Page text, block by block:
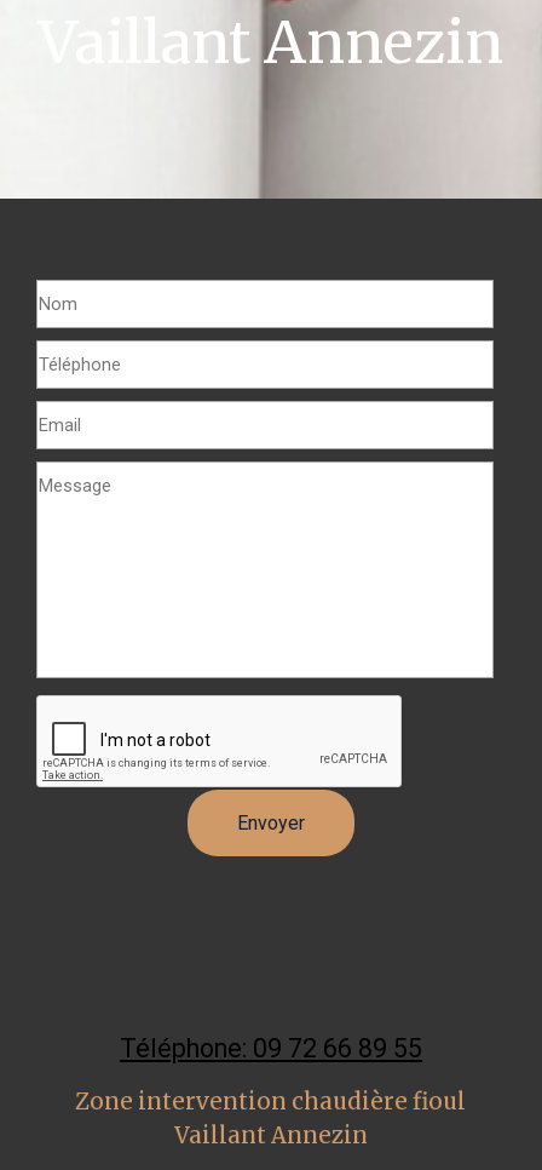
Vaillant Annezin
Téléphone: 09 72 66 89 55
Zone intervention chaudière fioul
Vaillant Annezin